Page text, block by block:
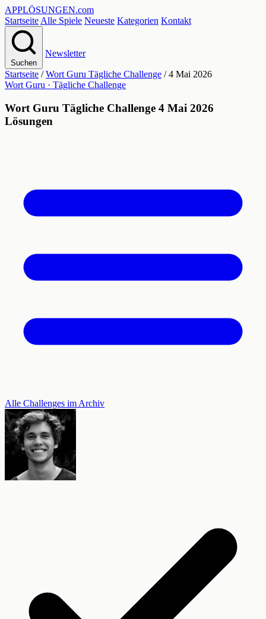
APPLÖSUNGEN.com
Startseite Alle Spiele Neueste Kategorien Kontakt
Suchen
Newsletter
Startseite / Wort Guru Tägliche Challenge / 4 Mai 2026
Wort Guru · Tägliche Challenge
Wort Guru Tägliche Challenge 4 Mai 2026
Lösungen
Alle Challenges im Archiv